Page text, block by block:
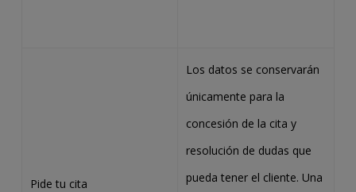
Pide tu cita
Los datos se conservarán
únicamente para la
concesión de la cita y
resolución de dudas que
pueda tener el cliente. Una